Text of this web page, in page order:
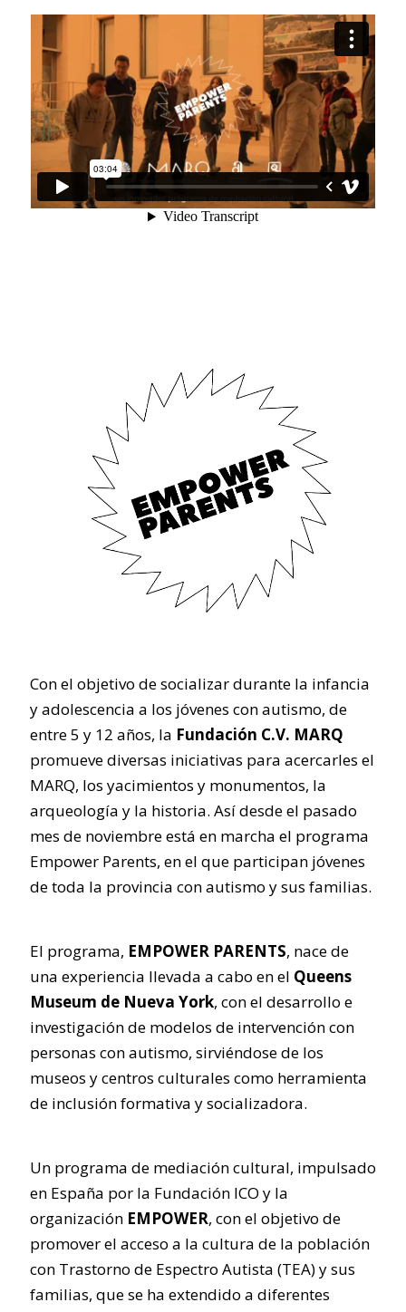
Con el objetivo de socializar durante la infancia
y adolescencia a los jóvenes con autismo, de
entre 5 y 12 años, la Fundación C.V. MARQ
promueve diversas iniciativas para acercarles el
MARQ, los yacimientos y monumentos, la
arqueología y la historia. Así desde el pasado
mes de noviembre está en marcha el programa
Empower Parents, en el que participan jóvenes
de toda la provincia con autismo y sus familias.
El programa, EMPOWER PARENTS, nace de
una experiencia llevada a cabo en el Queens
Museum de Nueva York, con el desarrollo e
investigación de modelos de intervención con
personas con autismo, sirviéndose de los
museos y centros culturales como herramienta
de inclusión formativa y socializadora.
Un programa de mediación cultural, impulsado
en España por la Fundación ICO y la
organización EMPOWER, con el objetivo de
promover el acceso a la cultura de la población
con Trastorno de Espectro Autista (TEA) y sus
familias, que se ha extendido a diferentes